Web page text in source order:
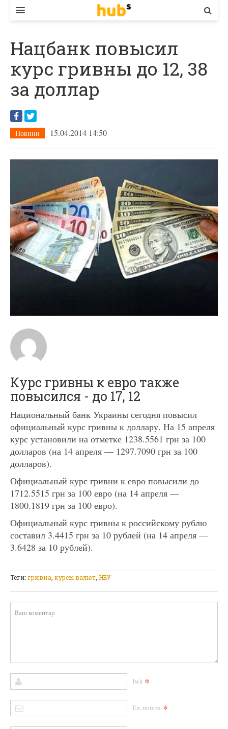
ЕКОНОМІКА
БІЗНЕС
СТАРТЕР
КОНТАКТИ
Нацбанк повысил
курс гривны до 12, 38
за доллар
Новини 15.04.2014 14:50
Курс гривны к евро также
повысился - до 17, 12
Национальный банк Украины сегодня повысил
официальный курс гривны к доллару. На 15 апреля
курс установили на отметке 1238.5561 грн за 100
долларов (на 14 апреля — 1297.7090 грн за 100
долларов).
Официальный курс гривни к евро повысили до
1712.5515 грн за 100 евро (на 14 апреля —
1800.1819 грн за 100 евро).
Официальный курс гривны к российскому рублю
составил 3.4415 грн за 10 рублей (на 14 апреля —
3.6428 за 10 рублей).
Теги:гривна курсы валют НБУ
Ім'я *
Ел. пошта *